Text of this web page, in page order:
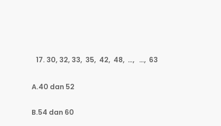
30, 32, 33, 35, 42, 48, …, …, 63
A.40 dan 52
B.54 dan 60